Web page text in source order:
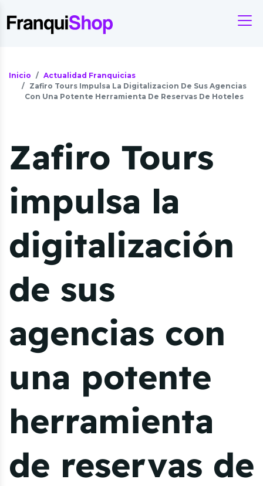
Inicio
Actualidad Franquicias
Zafiro Tours Impulsa La Digitalizacion De Sus Agencias
Con Una Potente Herramienta De Reservas De Hoteles
Zafiro Tours
impulsa la
digitalización
de sus
agencias con
una potente
herramienta
de reservas de